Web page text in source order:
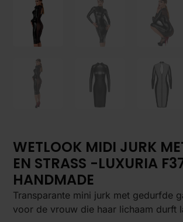
WETLOOK MIDI JURK
EN STRASS -LUXURIA
HANDMADE
Transparante mini jurk met gedurfde
voor de vrouw die haar lichaam durft